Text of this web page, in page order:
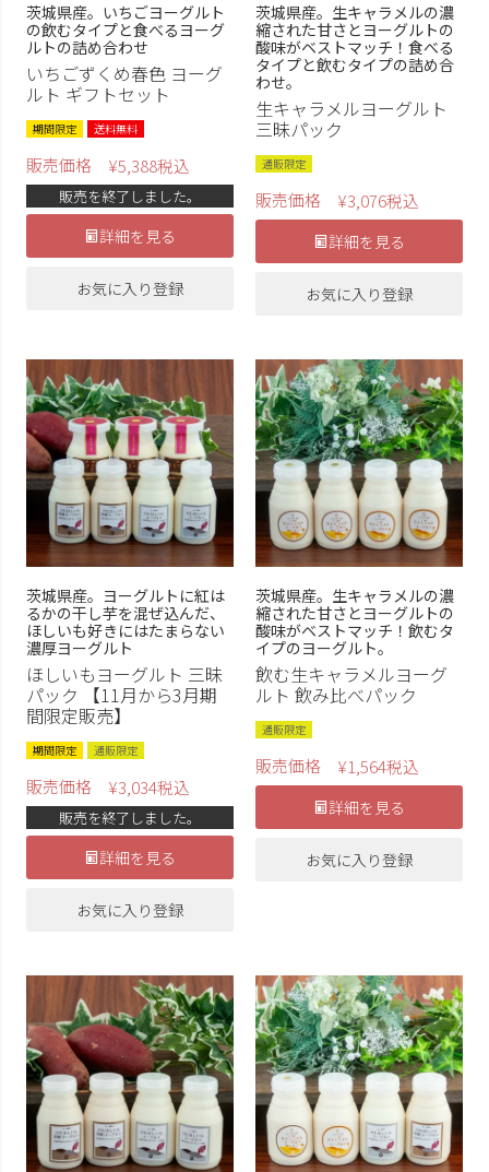
茨城県産。いちごヨーグルト
の飲むタイプと食べるヨーグ
ルトの詰め合わせ
いちごずくめ春色 ヨーグ
ルト ギフトセット
期間限定 送料無料
販売価格 ¥5,388税込
販売を終了しました。
詳細を見る
お気に入り登録
茨城県産。生キャラメルの濃
縮された甘さとヨーグルトの
酸味がベストマッチ！食べる
タイプと飲むタイプの詰め合
わせ。
生キャラメルヨーグルト
三昧パック
通販限定
販売価格 ¥3,076税込
詳細を見る
お気に入り登録
茨城県産。ヨーグルトに紅は
るかの干し芋を混ぜ込んだ、
ほしいも好きにはたまらない
濃厚ヨーグルト
ほしいもヨーグルト 三昧
パック 【11月から3月期
間限定販売】
期間限定 通販限定
販売価格 ¥3,034税込
販売を終了しました。
詳細を見る
お気に入り登録
茨城県産。生キャラメルの濃
縮された甘さとヨーグルトの
酸味がベストマッチ！飲むタ
イプのヨーグルト。
飲む生キャラメルヨーグ
ルト 飲み比べパック
通販限定
販売価格 ¥1,564税込
詳細を見る
お気に入り登録